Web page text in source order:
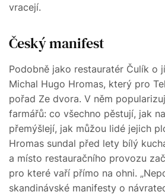
vracejí.
Český manifest
Podobně jako restauratér Čulík o
Michal Hugo Hromas, který pro
pořad Ze dvora. V něm
farmářů: co všechno pěstují, jak
přemýšlejí, jak můžou lidé jejich
Hromas sundal před lety bílý
a místo restauračního provozu
pro které vaří přímo na ohni.
skandinávské manifesty o